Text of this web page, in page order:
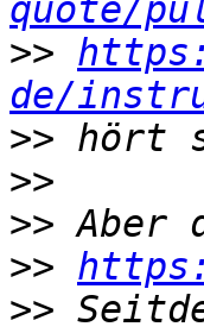
quote/
>>
de/
>>
>>
>>
>>
>>